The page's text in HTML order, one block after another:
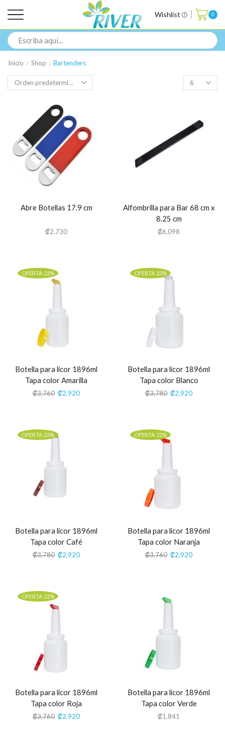
Wishlist 0
Inicio Shop Bartenders
Abre Botellas 17.9 cm
₡2,730
Alfombrilla para Bar 68 cm x
8.25 cm
₡6,098
OFERTA 22%
Botella para licor 1896ml
Tapa color Amarilla
₡3,760 ₡2,920
OFERTA 23%
Botella para licor 1896ml
Tapa color Blanco
₡3,780 ₡2,920
OFERTA 23%
Botella para licor 1896ml
Tapa color Café
₡3,780 ₡2,920
OFERTA 22%
Botella para licor 1896ml
Tapa color Naranja
₡3,760 ₡2,920
OFERTA 22%
Botella para licor 1896ml
Tapa color Roja
₡3,760 ₡2,920
Botella para licor 1896ml
Tapa color Verde
₡1,841